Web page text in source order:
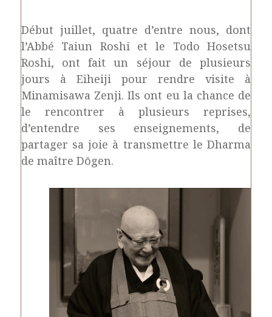
Début juillet, quatre d’entre nous, dont
l’Abbé Taiun Roshi et le Todo Hosetsu
Roshi, ont fait un séjour de plusieurs
jours à Eiheiji pour rendre visite à
Minamisawa Zenji. Ils ont eu la chance de
le rencontrer à plusieurs reprises,
d’entendre ses enseignements, de
partager sa joie à transmettre le Dharma
de maître Dōgen.